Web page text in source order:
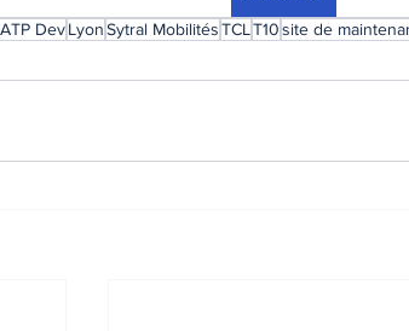
DevLyonSytral MobilitésTCL T10site de